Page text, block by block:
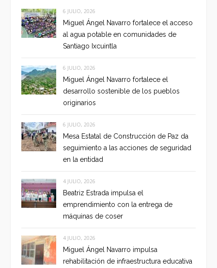
6 JULIO, 2026
Miguel Ángel Navarro fortalece el acceso
al agua potable en comunidades de
Santiago Ixcuintla
6 JULIO, 2026
Miguel Ángel Navarro fortalece el
desarrollo sostenible de los pueblos
originarios
6 JULIO, 2026
Mesa Estatal de Construcción de Paz da
seguimiento a las acciones de seguridad
en la entidad
4 JULIO, 2026
Beatriz Estrada impulsa el
emprendimiento con la entrega de
máquinas de coser
4 JULIO, 2026
Miguel Ángel Navarro impulsa
rehabilitación de infraestructura educativa